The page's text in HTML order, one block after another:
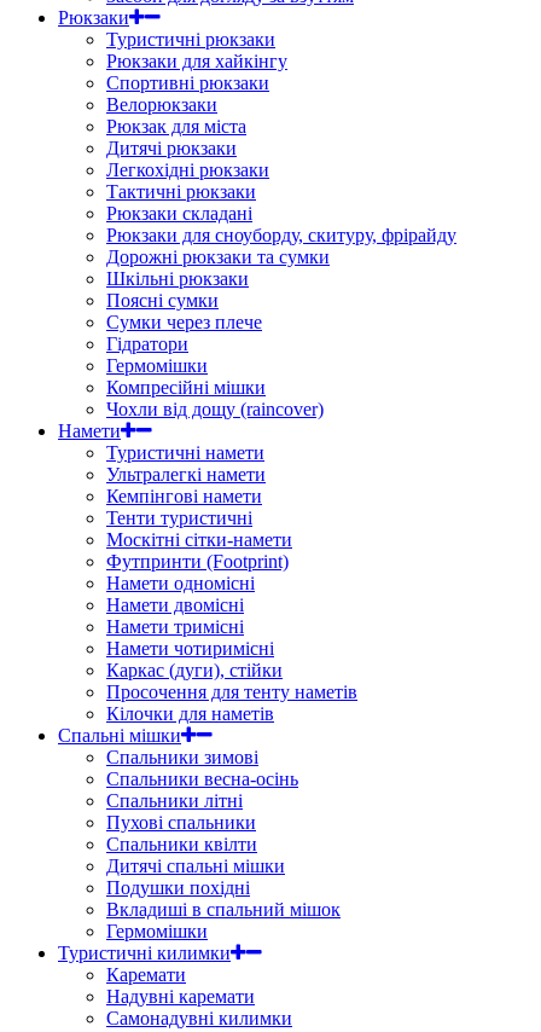
Рюкзаки
Туристичні рюкзаки
Рюкзаки для хайкінгу
Спортивні рюкзаки
Велорюкзаки
Рюкзак для міста
Дитячі рюкзаки
Легкохідні рюкзаки
Тактичні рюкзаки
Рюкзаки складані
Рюкзаки для сноуборду, скитуру, фрірайду
Дорожні рюкзаки та сумки
Шкільні рюкзаки
Поясні сумки
Сумки через плече
Гідратори
Гермомішки
Компресійні мішки
Чохли від дощу (raincover)
Намети
Туристичні намети
Ультралегкі намети
Кемпінгові намети
Тенти туристичні
Москітні сітки-намети
Футпринти (Footprint)
Намети одномісні
Намети двомісні
Намети тримісні
Намети чотиримісні
Каркас (дуги), стійки
Просочення для тенту наметів
Кілочки для наметів
Спальні мішки
Спальники зимові
Спальники весна-осінь
Спальники літні
Пухові спальники
Спальники квілти
Дитячі спальні мішки
Подушки похідні
Вкладиші в спальний мішок
Гермомішки
Туристичні килимки
Каремати
Надувні каремати
Самонадувні килимки